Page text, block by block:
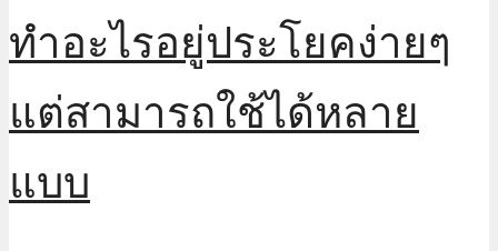
ทำอะไรอยู่ประโยคง่ายๆ
แต่สามารถใช้ได้หลาย
แบบ